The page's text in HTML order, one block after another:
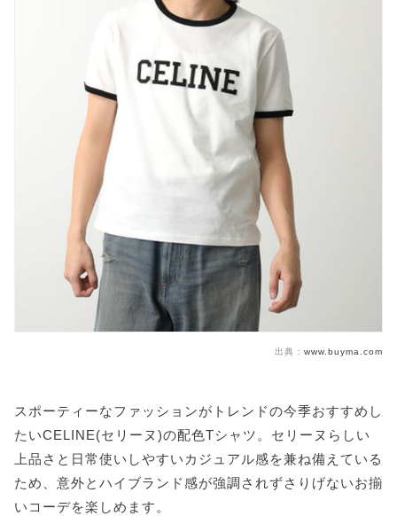
出典： www.buyma.com
スポーティーなファッションがトレンドの今季おすすめし
たいCELINE(セリーヌ)の配色Tシャツ。セリーヌらしい
上品さと日常使いしやすいカジュアル感を兼ね備えている
ため、意外とハイブランド感が強調されずさりげないお揃
いコーデを楽しめます。